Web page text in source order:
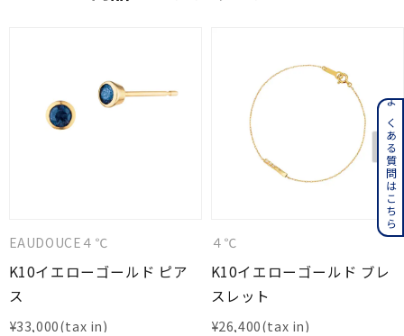
EAUDOUCE４℃
K10イエローゴールド ピア
ス
¥33,000
４℃
K10イエローゴールド ブレ
スレット
¥26,400
よくある質問はこちら